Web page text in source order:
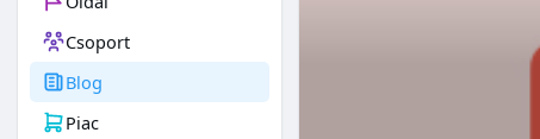
Csoport
Blog
Piac